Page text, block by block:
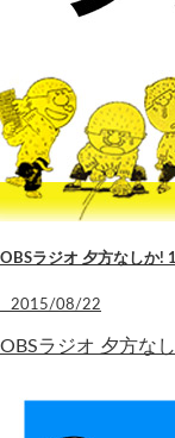
OBSラジオ 夕方なしか
2015/08/22
OBSラジオ 夕方な